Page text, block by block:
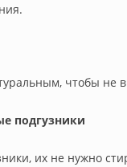
чтобы не
подгузники
их не нужно